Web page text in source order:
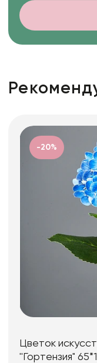
-20%
Цветок
''Гортензия"